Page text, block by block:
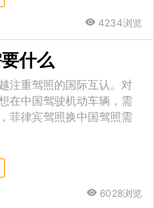
4234浏览
什么
注重驾照的国际互认。对
在中国驾驶机动车辆，需
菲律宾驾照换中国驾照需
6028浏览